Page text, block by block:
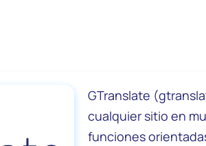
GTranslate
cualquier sitio en
funciones